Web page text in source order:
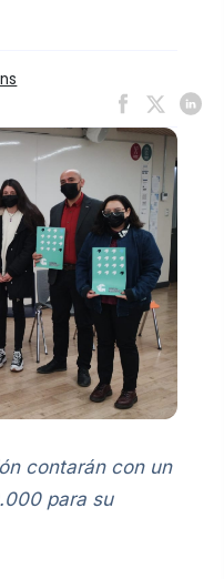
contarán con un
para su